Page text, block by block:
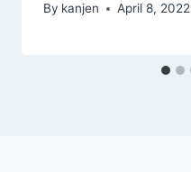
By kanjen April 8, 2022